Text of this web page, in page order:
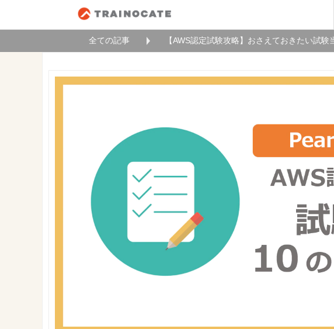
全ての記事 【AWS認定試験攻略】おさえておきたい試